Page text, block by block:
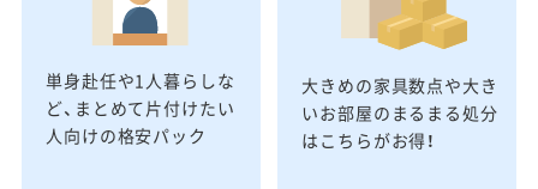
単身赴任や1人暮らしな
ど、まとめて片付けたい
人向けの格安パック
大きめの家具数点や大き
いお部屋のまるまる処分
はこちらがお得！